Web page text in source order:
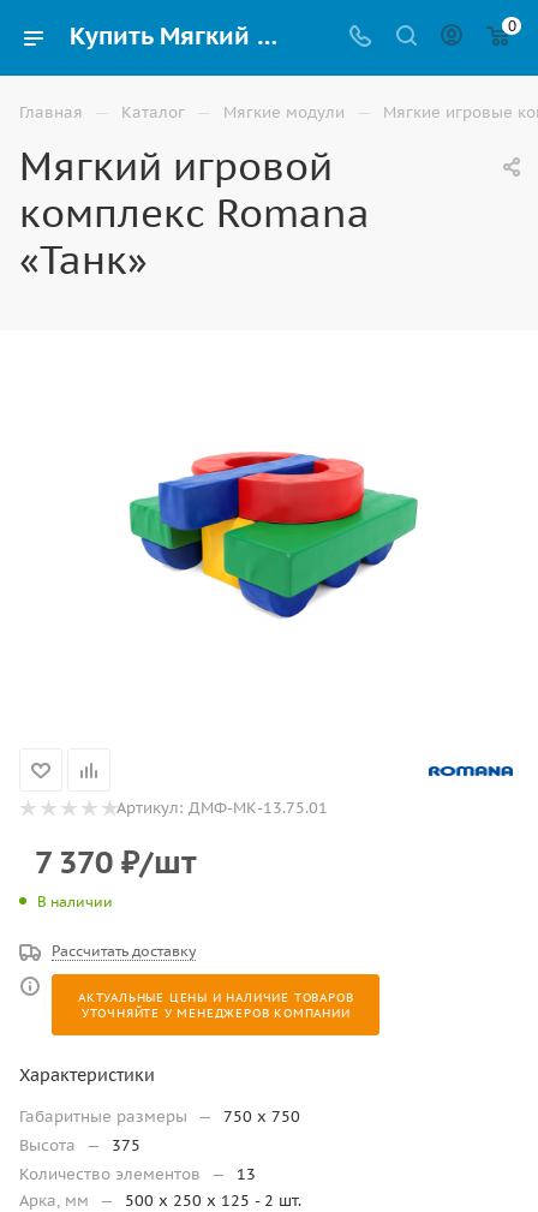
Купить Мягкий игровой комплекс Romana «Танк» для детей в Элисте 0
Главная — Каталог — Мягкие модули — Мягкие игровые
Мягкий игровой
комплекс Romana
«Танк»
Артикул: ДМФ-МК-13.75.01
7 370 ₽/шт
В наличии
Рассчитать доставку
АКТУАЛЬНЫЕ ЦЕНЫ И НАЛИЧИЕ ТОВАРОВ
УТОЧНЯЙТЕ У МЕНЕДЖЕРОВ КОМПАНИИ
Характеристики
Габаритные размеры —
750 x 750
Высота
—
375
Количество элементов
—
13
Арка, мм
—
500 x 250 x 125 - 2 шт.